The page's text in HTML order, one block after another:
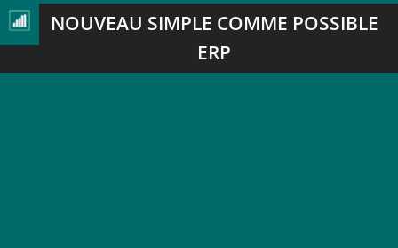
NOUVEAU SIMPLE COMME POSSIBLE
ERP